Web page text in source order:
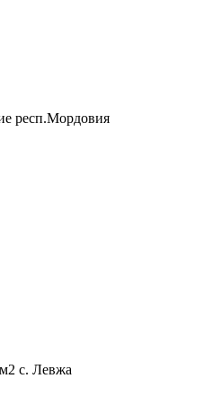
респ.Мордовия
с. Левжа